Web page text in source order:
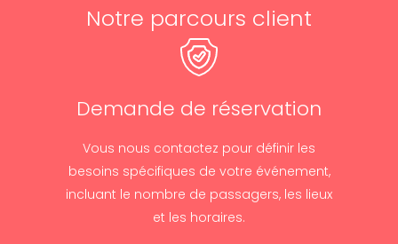
Notre parcours client
Demande de réservation
Vous nous contactez pour définir les
besoins spécifiques de votre événement,
incluant le nombre de passagers, les lieux
et les horaires.